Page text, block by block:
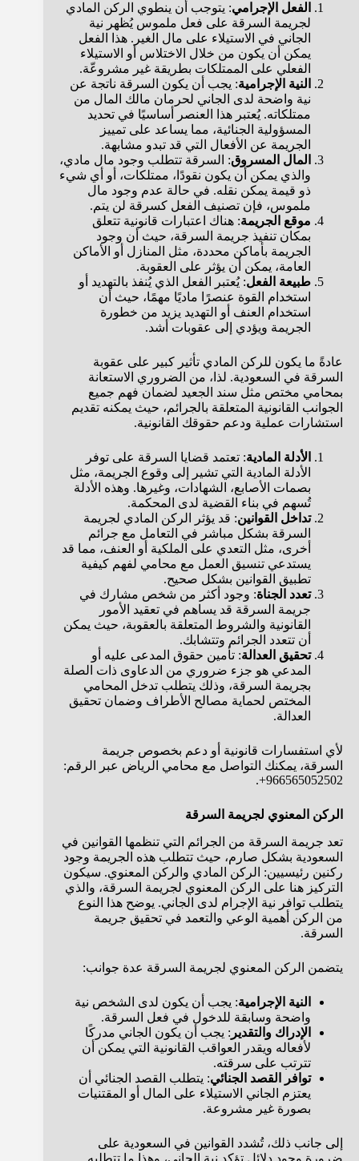
الفعل الإجرامي: يتوجب أن ينطوي الركن المادي
لجريمة السرقة على فعل ملموس يُظهر نية
الجاني في الاستيلاء على مال الغير. هذا الفعل
يمكن أن يكون من خلال الاختلاس أو الاستيلاء
الفعلي على الممتلكات بطريقة غير مشروعّة.
النية الإجرامية: يجب أن يكون السرقة ناتجة عن
نية واضحة لدى الجاني لحرمان مالك المال من
ممتلكاته. يُعتبر هذا العنصر أساسيًا في تحديد
المسؤولية الجنائية، مما يساعد على تمييز
الجريمة عن الأفعال التي قد تبدو مشابهة.
المال المسروق: السرقة تتطلب وجود مال مادي،
والذي يمكن أن يكون نقودًا، ممتلكات، أو أي شيء
ذو قيمة يمكن نقله. في حالة عدم وجود مال
ملموس، فإن تصنيف الفعل كسرقة لن يتم.
موقع الجريمة: هناك اعتبارات قانونية تتعلق
بمكان تنفيذ جريمة السرقة، حيث أن وجود
الجريمة بأماكن محددة، مثل المنازل أو الأماكن
العامة، يمكن أن يؤثر على العقوبة.
طبيعة الفعل: يُعتبر الفعل الذي يُنفذ بالتهديد أو
استخدام القوة عنصرًا ماديًا مهمًا، حيث أن
استخدام العنف أو التهديد يزيد من خطورة
الجريمة ويؤدي إلى عقوبات أشد.
عادةً ما يكون للركن المادي تأثير كبير على عقوبة
السرقة في السعودية. لذا، من الضروري الاستعانة
بمحامي مختص مثل سند الجعيد لضمان فهم جميع
الجوانب القانونية المتعلقة بالجرائم، حيث يمكنه تقديم
استشارات عملية ودعم حقوقك القانونية.
الأدلة المادية: تعتمد قضايا السرقة على توفر
الأدلة المادية التي تشير إلى وقوع الجريمة، مثل
بصمات الأصابع، الشهادات، وغيرها. وهذه الأدلة
تُسهم في بناء القضية لدى المحكمة.
تداخل القوانين: قد يؤثر الركن المادي لجريمة
السرقة بشكل مباشر في التعامل مع جرائم
أخرى، مثل التعدي على الملكية أو العنف، مما قد
يستدعي تنسيق العمل مع محامي لفهم كيفية
تطبيق القوانين بشكل صحيح.
تعدد الجناة: وجود أكثر من شخص مشارك في
جريمة السرقة قد يساهم في تعقيد الأمور
القانونية والشروط المتعلقة بالعقوبة، حيث يمكن
أن تتعدد الجرائم وتتشابك.
تحقيق العدالة: تأمين حقوق المدعى عليه أو
المدعي هو جزء ضروري من الدعاوى ذات الصلة
بجريمة السرقة، وذلك يتطلب تدخل المحامي
المختص لحماية مصالح الأطراف وضمان تحقيق
العدالة.
لأي استفسارات قانونية أو دعم بخصوص جريمة
السرقة، يمكنك التواصل مع محامي الرياض عبر الرقم:
966565052502+.
الركن المعنوي لجريمة السرقة
تعد جريمة السرقة من الجرائم التي تنظمها القوانين في
السعودية بشكل صارم، حيث تتطلب هذه الجريمة وجود
ركنين رئيسيين: الركن المادي والركن المعنوي. سيكون
التركيز هنا على الركن المعنوي لجريمة السرقة، والذي
يتطلب توافر نية الإجرام لدى الجاني. يوضح هذا النوع
من الركن أهمية الوعي والتعمد في تحقيق جريمة
السرقة.
يتضمن الركن المعنوي لجريمة السرقة عدة جوانب:
النية الإجرامية: يجب أن يكون لدى الشخص نية
واضحة وسابقة للدخول في فعل السرقة.
الإدراك والتقدير : يجب أن يكون الجاني مدركًا
لأفعاله ويقدر العواقب القانونية التي يمكن أن
تترتب على سرقته.
توافر القصد الجنائي: يتطلب القصد الجنائي أن
يعتزم الجاني الاستيلاء على المال أو المقتنيات
بصورة غير مشروعة.
إلى جانب ذلك، تُشدد القوانين في السعودية على